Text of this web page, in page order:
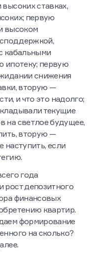
ставках,
первую
высоком
кабальными
ипотеку; первую
снижения
вторую —
и что это надолго;
текущие
на светлое будущее,
вторую —
наступить, если
года
депозитного
финансовых
квартир.
формирование
на сколько?